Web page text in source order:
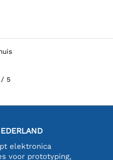
/ 5
elektronica
voor prototyping,